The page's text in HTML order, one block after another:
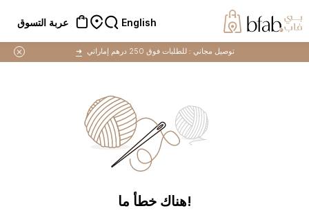
English عربة التسوق
توصيل مجاني : للطلبات فوق 250 درهم إماراتي ➜
!هناك خطأ ما